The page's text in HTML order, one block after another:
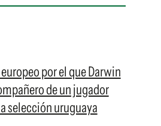
por el que Darwin
de un jugador
selección uruguaya